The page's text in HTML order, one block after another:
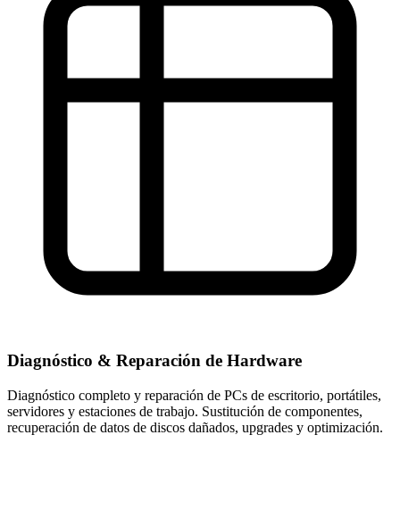
Diagnóstico & Reparación de Hardware
Diagnóstico completo y reparación de PCs de escritorio, portátiles,
servidores y estaciones de trabajo. Sustitución de componentes,
recuperación de datos de discos dañados, upgrades y optimización.